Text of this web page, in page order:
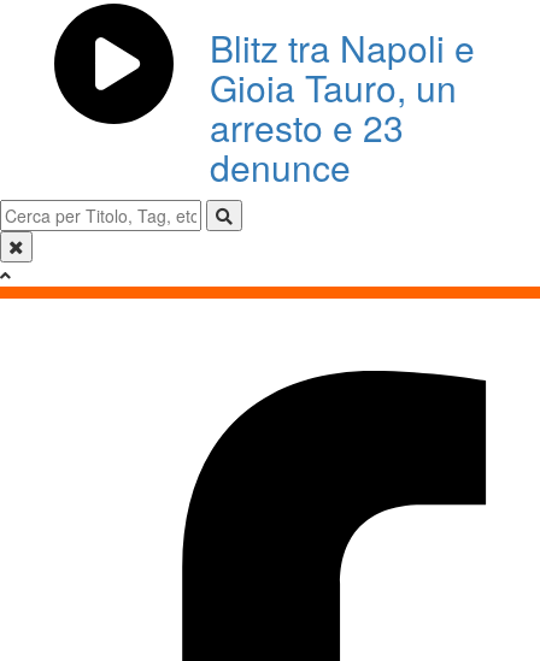
Blitz tra Napoli e
Gioia Tauro, un
arresto e 23
denunce